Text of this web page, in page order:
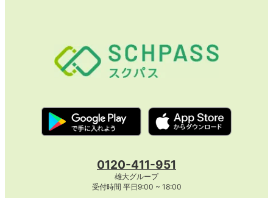
0120-411-951
雄大グループ
受付時間 平日9:00 ~ 18:00